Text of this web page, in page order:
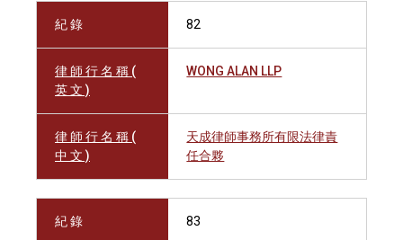
紀 錄 82
律 師 行 名 稱 (
英 文 )
WONG ALAN LLP
律 師 行 名 稱 (
中 文 )
天成律師事務所有限法律責
任合夥
紀 錄 83